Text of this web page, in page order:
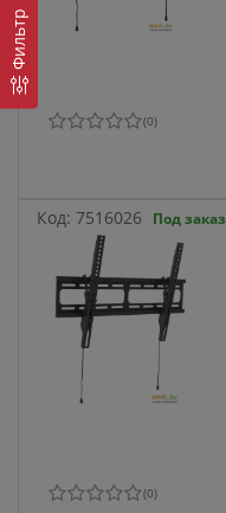
Фильтр
(0)
Код: 7516026 Под заказ
(0)